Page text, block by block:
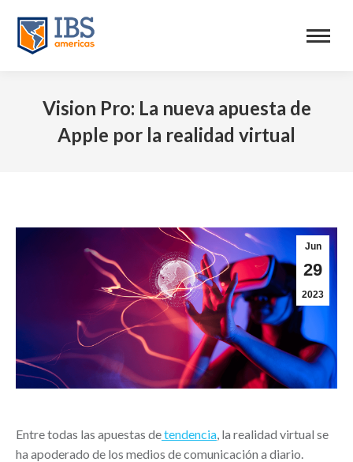
Vision Pro: La nueva apuesta de
Apple por la realidad virtual
Jun
29
2023
Entre todas las apuestas detendencia, la realidad virtual se
ha apoderado de los medios de comunicación a diario.